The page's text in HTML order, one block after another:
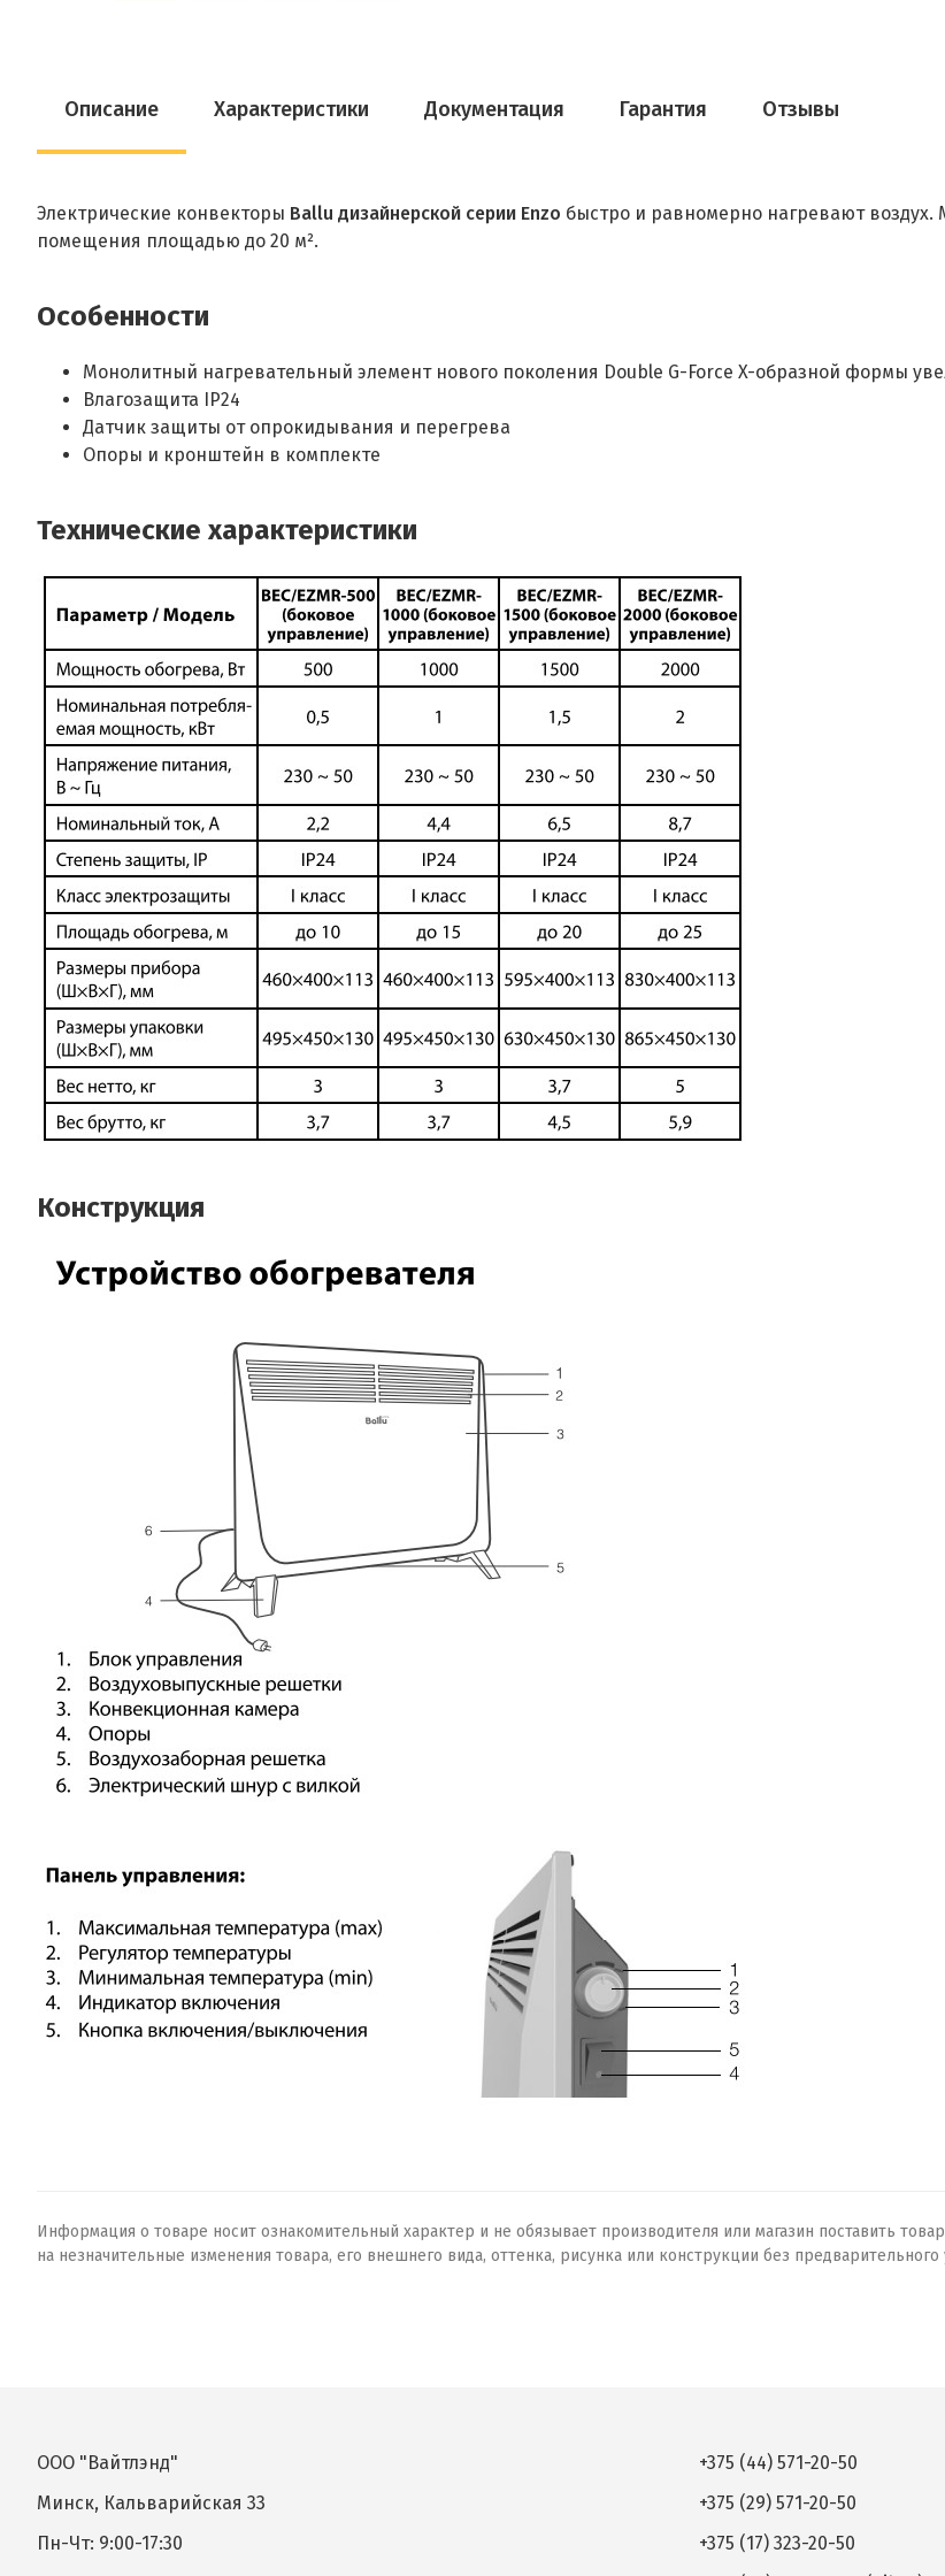
Описание Характеристики Документация Гарантия Отзывы
Электрические конвекторы Ballu дизайнерской серии Enzo быстро и равномерно нагревают воздух.
помещения площадью до 20 м².
Особенности
Монолитный нагревательный элемент нового поколения Double G-Force X-образной формы
Влагозащита IP24
Датчик защиты от опрокидывания и перегрева
Опоры и кронштейн в комплекте
Технические характеристики
Конструкция
Информация о товаре носит ознакомительный характер и не обязывает производителя или магазин поставить
на незначительные изменения товара, его внешнего вида, оттенка, рисунка или конструкции без предварительного
ООО "Вайтлэнд"
Минск, Кальварийская 33
Пн-Чт: 9:00-17:30
+375 (44) 571-20-50
+375 (29) 571-20-50
+375 (17) 323-20-50